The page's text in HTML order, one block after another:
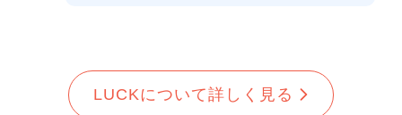
LUCKについて詳しく見る